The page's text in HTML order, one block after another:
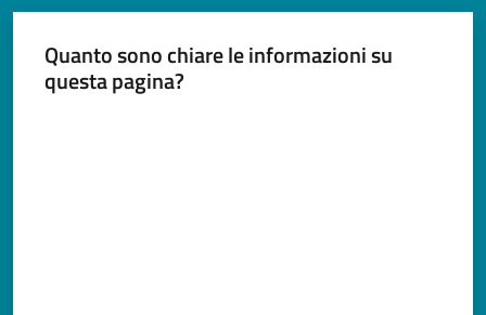
Quanto sono chiare le informazioni su
questa pagina?